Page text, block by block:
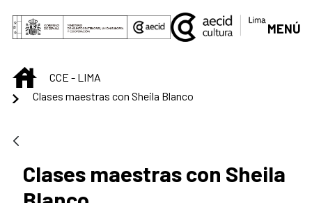
Saltar al contenido principal
MENÚ
INICIOCCE - LIMA
Clases maestras con Sheila Blanco
Clases maestras con Sheila